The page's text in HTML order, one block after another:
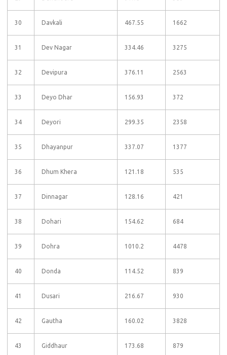
30 Davkali 467.55 1662
31 Dev Nagar 334.46 3275
32 Devipura 376.11 2563
33 Deyo Dhar 156.93 372
34 Deyori 299.35 2358
35 Dhayanpur 337.07 1377
36 Dhum Khera 121.18 535
37 Dinnagar 128.16 421
38 Dohari 154.62 684
39 Dohra 1010.2 4478
40 Donda 114.52 839
41 Dusari 216.67 930
42 Gautha 160.02 3828
43 Giddhaur 173.68 879